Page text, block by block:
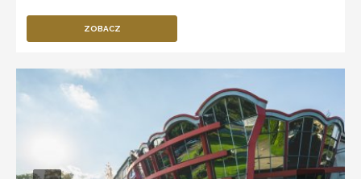
ZOBACZ